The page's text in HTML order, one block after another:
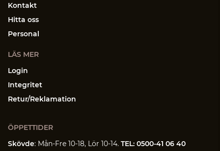
Kontakt
Hitta oss
Personal
LÄS MER
Login
Integritet
Retur/Reklamation
ÖPPETTIDER
Skövde: Mån-Fre 10-18, Lör 10-14. TEL: 0500-41 06 40